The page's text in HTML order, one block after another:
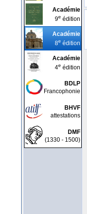
Académie
9e édition
Académie
8e édition
Académie
4e édition
BDLP
Francophonie
BHVF
attestations
DMF
(1330 - 1500)